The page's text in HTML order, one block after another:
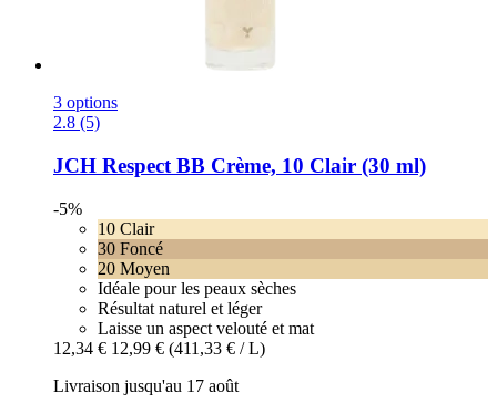
3 options
2.8 (5)
JCH Respect BB Crème, 10 Clair (30 ml)
-5%
10 Clair
30 Foncé
20 Moyen
Idéale pour les peaux sèches
Résultat naturel et léger
Laisse un aspect velouté et mat
12,34 € 12,99 € (411,33 € / L)
Livraison jusqu'au 17 août